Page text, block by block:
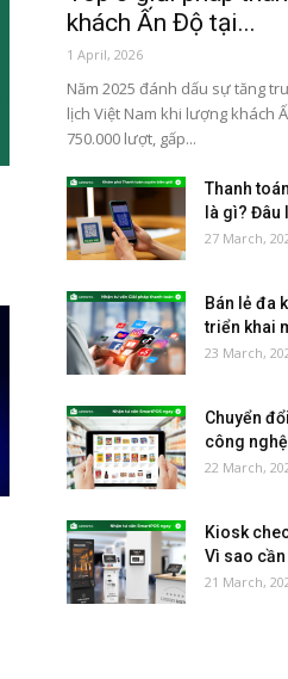
khách Ấn Độ tại...
1 April, 2026
Năm 2025 đánh dấu sự tăng
lịch Việt Nam khi lượng khách
750.000 lượt, gấp...
Thanh
là gì? Đâu
27 March,
Bán lẻ đa
triển khai
23 March,
Chuyển
công
22 March,
Kiosk
Vì sao
21 March,